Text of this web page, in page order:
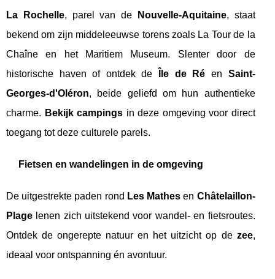
La Rochelle, parel van de Nouvelle-Aquitaine, staat
bekend om zijn middeleeuwse torens zoals La Tour de la
Chaîne en het Maritiem Museum. Slenter door de
historische haven of ontdek de
Île de Ré en Saint-
Georges-d'Oléron, beide geliefd om hun authentieke
charme. Bekijk campings in deze omgeving voor direct
toegang tot deze culturele parels.
Fietsen en wandelingen in de omgeving
De uitgestrekte paden rond Les Mathes en Châtelaillon-
Plage lenen zich uitstekend voor wandel- en fietsroutes.
Ontdek de ongerepte natuur en het uitzicht op de zee,
ideaal voor ontspanning én avontuur.